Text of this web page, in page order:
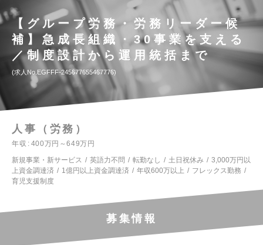
【グループ労務・労務リーダー候
補】急成長組織・30事業を支える
／制度設計から運用統括まで
求人No.EGFFF-245677655467776
人事（労務）
年収
400万円～649万円
新規事業・新サービス
英語力不問 転勤なし 土日祝休み
3,000万円以
上資金調達済
1億円以上資金調達済 年収600万以上
フレックス勤務
育児支援制度
募集情報